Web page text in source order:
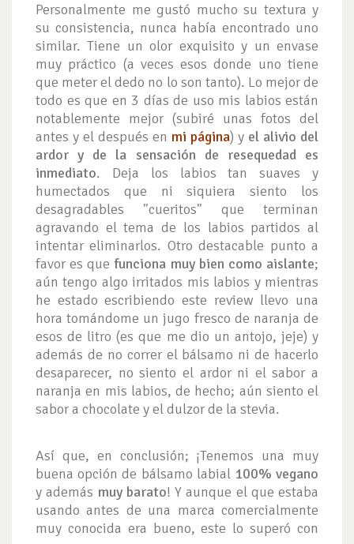
Personalmente me gustó mucho su textura y
su consistencia, nunca había encontrado uno
similar. Tiene un olor exquisito y un envase
muy práctico (a veces esos donde uno tiene
que meter el dedo no lo son tanto). Lo mejor de
todo es que en 3 días de uso mis labios están
notablemente mejor (subiré unas fotos del
antes y el después en mi página) y el alivio del
ardor y de la sensación de resequedad es
inmediato. Deja los labios tan suaves y
humectados que ni siquiera siento los
desagradables "cueritos" que terminan
agravando el tema de los labios partidos al
intentar eliminarlos. Otro destacable punto a
favor es quefunciona muy bien como aislante;
aún tengo algo irritados mis labios y mientras
he estado escribiendo este review llevo una
hora tomándome un jugo fresco de naranja de
esos de litro (es que me dio un antojo, jeje) y
además de no correr el bálsamo ni de hacerlo
desaparecer, no siento el ardor ni el sabor a
naranja en mis labios, de hecho; aún siento el
sabor a chocolate y el dulzor de la stevia.
Así que, en conclusión; ¡Tenemos una muy
buena opción de bálsamo labial 100% vegano
y además muy barato! Y aunque el que estaba
usando antes de una marca comercialmente
muy conocida era bueno, este lo superó con